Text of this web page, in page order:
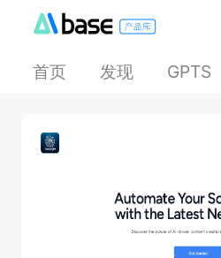
首页 发现 GPTS